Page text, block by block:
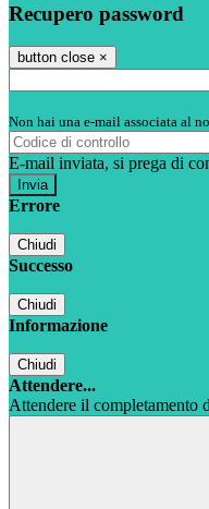
Recupero password
button close ×
Non hai una e-mail associata al
E-mail inviata, si prega di
Errore
Chiudi
Successo
Chiudi
Informazione
Chiudi
Attendere...
Attendere il completamento